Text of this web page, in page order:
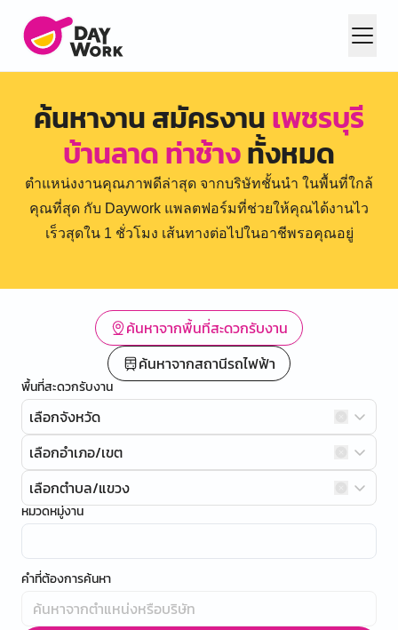
ค้นหางาน สมัครงานเพชรบุรี
บ้านลาด ท่าช้างทั้งหมด
ตำแหน่งงานคุณภาพดีล่าสุด จากบริษัทชั้นนำ ในพื้นที่ใกล้
คุณที่สุด กับ Daywork แพลตฟอร์มที่ช่วยให้คุณได้งานไว
เร็วสุดใน 1 ชั่วโมง เส้นทางต่อไปในอาชีพรอคุณอยู่
ค้นหาจากพื้นที่สะดวกรับงาน
ค้นหาจากสถานีรถไฟฟ้า
พื้นที่สะดวกรับงาน
เลือกจังหวัด
เลือกอำเภอ/เขต
เลือกตำบล/แขวง
หมวดหมู่งาน
คำที่ต้องการค้นหา